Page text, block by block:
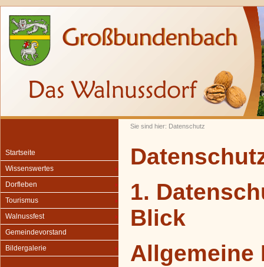
Sie sind hier: Datenschutz
Startseite
Wissenswertes
Dorfleben
Tourismus
Walnussfest
Gemeindevorstand
Bildergalerie
1.
Blick
Allgemeine